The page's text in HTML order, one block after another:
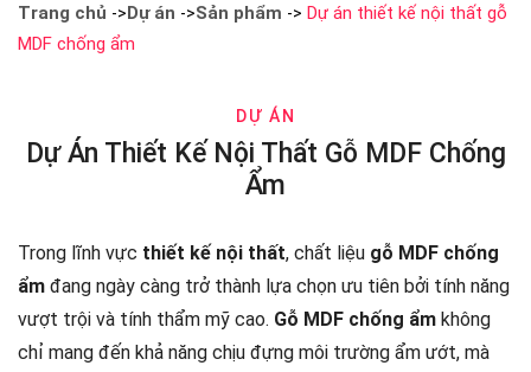
Trang chủ ->Dự án ->Sản phẩm -> Dự án thiết kế nội thất gỗ
MDF chống ẩm
DỰ ÁN
Dự Án Thiết Kế Nội Thất Gỗ MDF Chống
Ẩm
Trong lĩnh vực thiết kế nội thất, chất liệu gỗ MDF chống
ẩm đang ngày càng trở thành lựa chọn ưu tiên bởi tính năng
vượt trội và tính thẩm mỹ cao. Gỗ MDF chống ẩm không
chỉ mang đến khả năng chịu đựng môi trường ẩm ướt, mà